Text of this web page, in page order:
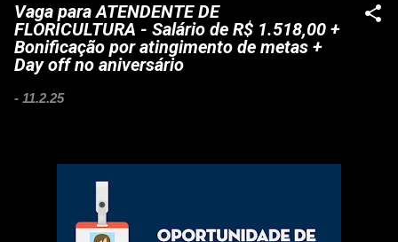
Vaga para ATENDENTE DE
FLORICULTURA - Salário de R$ 1.518,00 +
Bonificação por atingimento de metas +
Day off no aniversário
- 11.2.25